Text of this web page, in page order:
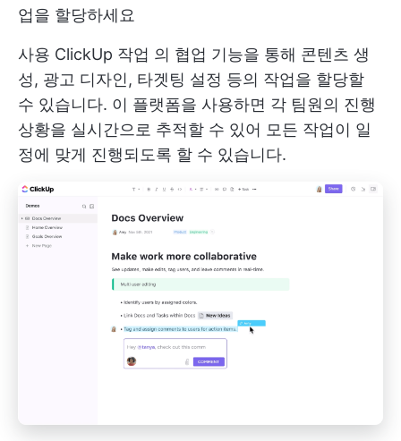
업을 할당하세요
사용 ClickUp 작업 의 협업 기능을 통해 콘텐츠 생
성, 광고 디자인, 타겟팅 설정 등의 작업을 할당할
수 있습니다. 이 플랫폼을 사용하면 각 팀원의 진행
상황을 실시간으로 추적할 수 있어 모든 작업이 일
정에 맞게 진행되도록 할 수 있습니다.